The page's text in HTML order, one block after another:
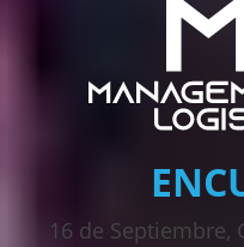
16 de Septiembre,